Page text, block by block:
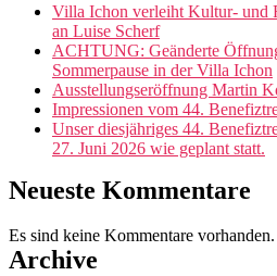
Villa Ichon verleiht Kultur- und
an Luise Scherf
ACHTUNG: Geänderte
Sommerpause in der Villa Ichon
Ausstellungseröffnung Martin
Impressionen vom 44.
Unser diesjähriges 44.
27. Juni 2026 wie geplant statt.
Neueste Kommentare
Es sind keine Kommentare vorhanden.
Archive